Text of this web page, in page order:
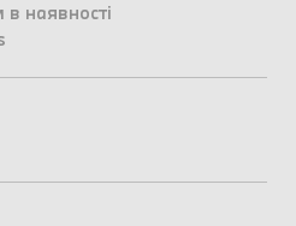
в наявності